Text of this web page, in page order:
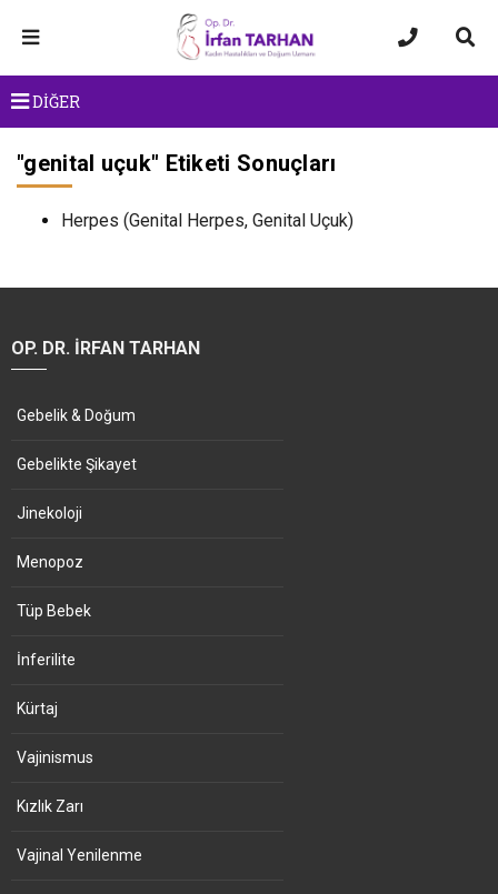
DİĞER
"genital uçuk" Etiketi Sonuçları
Herpes (Genital Herpes, Genital Uçuk)
OP. DR. İRFAN TARHAN
Gebelik & Doğum
Gebelikte Şikayet
Jinekoloji
Menopoz
Tüp Bebek
İnferilite
Kürtaj
Vajinismus
Kızlık Zarı
Vajinal Yenilenme